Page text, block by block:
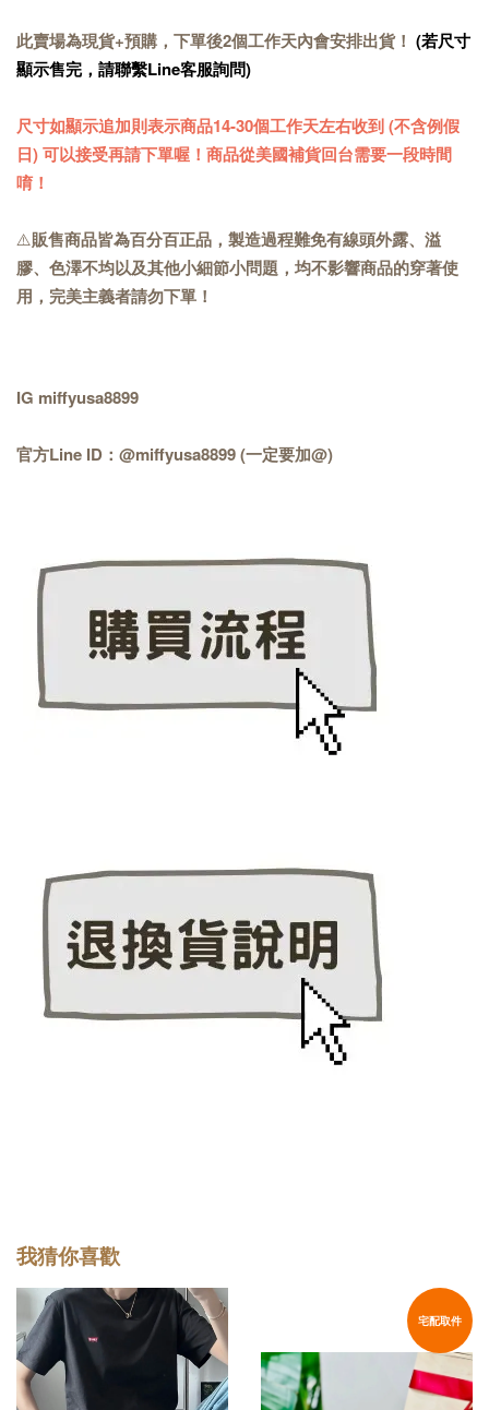
此賣場為現貨+預購，下單後2個工作天內會安排出貨！ (若尺寸
顯示售完，請聯繫Line客服詢問)
尺寸如顯示追加則表示商品14-30個工作天左右收到 (不含例假
日) 可以接受再請下單喔！商品從美國補貨回台需要一段時間
唷！
⚠️販售商品皆為百分百正品，製造過程難免有線頭外露、溢
膠、色澤不均以及其他小細節小問題，均不影響商品的穿著使
用，完美主義者請勿下單！
IG miffyusa8899
官方Line ID：@miffyusa8899 (一定要加@)
我猜你喜歡
宅配取件